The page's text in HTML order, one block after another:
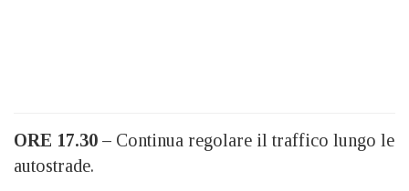
ORE 17.30 – Continua regolare il traffico lungo le
autostrade.